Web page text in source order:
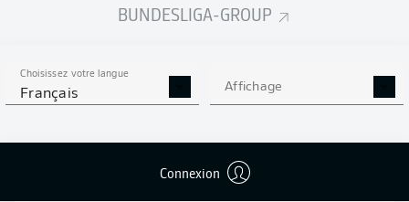
BUNDESLIGA-GROUP
Choisissez votre langue
Français Affichage
Connexion
STATS DE LA SAISON
2025/2026
BUTS
2
PENALTIES
0